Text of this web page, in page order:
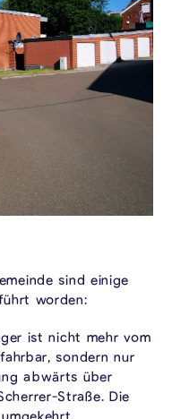
sind einige
worden:
ist nicht mehr vom
sondern nur
abwärts über
Straße. Die